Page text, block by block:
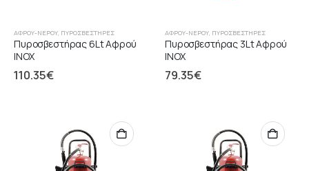
ΑΦΡΟΎ-ΝΕΡΟΎ, ΠΥΡΟΣΒΕΣΤΉΡΕΣ
Πυροσβεστήρας 6Lt Αφρού
INOX
110.35€
ΑΦΡΟΎ-ΝΕΡΟΎ, ΠΥΡΟΣΒΕΣΤΉΡΕΣ
Πυροσβεστήρας 3Lt Αφρού
INOX
79.35€